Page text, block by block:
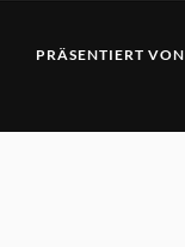
PRÄSENTIERT VON